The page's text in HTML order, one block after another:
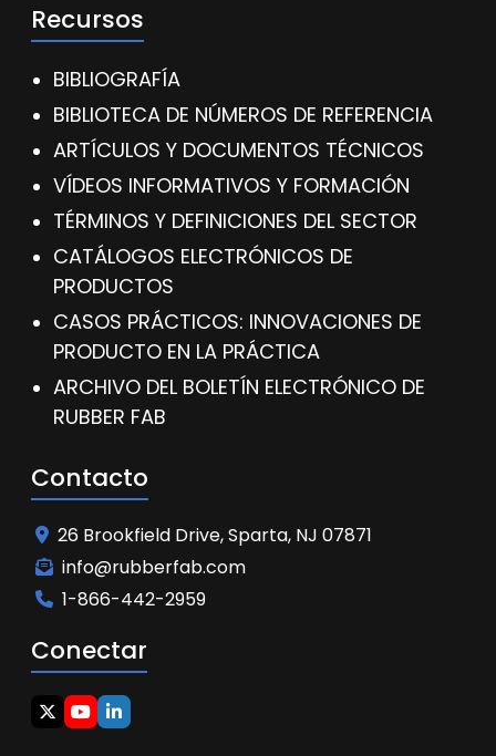
Recursos
BIBLIOGRAFÍA
BIBLIOTECA DE NÚMEROS DE REFERENCIA
ARTÍCULOS Y DOCUMENTOS TÉCNICOS
VÍDEOS INFORMATIVOS Y FORMACIÓN
TÉRMINOS Y DEFINICIONES DEL SECTOR
CATÁLOGOS ELECTRÓNICOS DE
PRODUCTOS
CASOS PRÁCTICOS: INNOVACIONES DE
PRODUCTO EN LA PRÁCTICA
ARCHIVO DEL BOLETÍN ELECTRÓNICO DE
RUBBER FAB
Contacto
26 Brookfield Drive, Sparta, NJ 07871
info@rubberfab.com
1-866-442-2959
Conectar